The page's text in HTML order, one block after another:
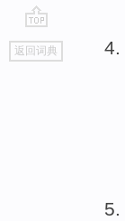
go
top
返回词典